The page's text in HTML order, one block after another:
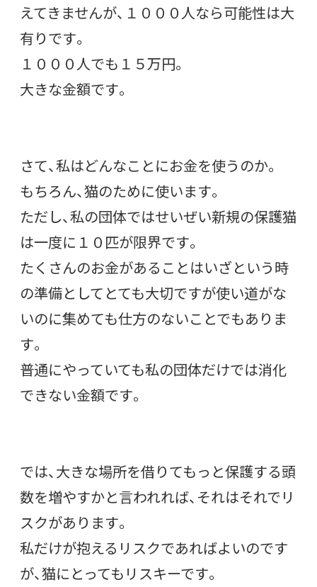
えてきませんが、１０００人なら可能性は大
有りです。
１０００人でも１５万円。
大きな金額です。
さて、私はどんなことにお金を使うのか。
もちろん、猫のために使います。
ただし、私の団体ではせいぜい新規の保護猫
は一度に１０匹が限界です。
たくさんのお金があることはいざという時
の準備としてとても大切ですが使い道がな
いのに集めても仕方のないことでもありま
す。
普通にやっていても私の団体だけでは消化
できない金額です。
では、大きな場所を借りてもっと保護する頭
数を増やすかと言われれば、それはそれでリ
スクがあります。
私だけが抱えるリスクであればよいのです
が、猫にとってもリスキーです。